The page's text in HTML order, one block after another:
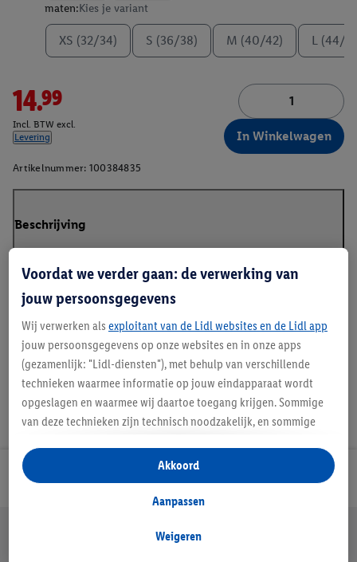
maten:Kies je variant
XS (32/34) S (36/38) M (40/42) L (44/
14.99
Incl. BTW excl.
Levering
In Winkelwagen
Artikelnummer: 100384835
Beschrijving
Details over productveiligheid
Veilig winkelen
Voordat we verder gaan: de verwerking van
jouw persoonsgegevens
Wij verwerken als exploitant van de Lidl websites en de Lidl app
jouw persoonsgegevens op onze websites en in onze apps
(gezamenlijk: "Lidl-diensten"), met behulp van verschillende
technieken waarmee informatie op jouw eindapparaat wordt
opgeslagen en waarmee wij daartoe toegang krijgen. Sommige
van deze technieken zijn technisch noodzakelijk, en sommige
opslaan van voorkeursinstellingen, het verzamelen en
analyseren van statistieken of voor het tonen van
gepersonaliseerde reclame binnen en buiten de Lidl-diensten.
gegevens over jouw aankoopgedrag in de winkel ook voor de
Weigeren
Aanpassen
Akkoord